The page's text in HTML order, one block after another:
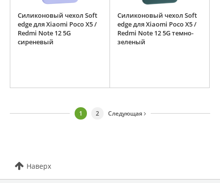
Силиконовый чехол Soft
edge для Xiaomi Poco X5 /
Redmi Note 12 5G
сиреневый
Силиконовый чехол Soft
edge для Xiaomi Poco X5 /
Redmi Note 12 5G темно-
зеленый
1 2 Следующая
Наверх